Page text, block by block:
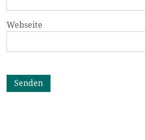
Webseite